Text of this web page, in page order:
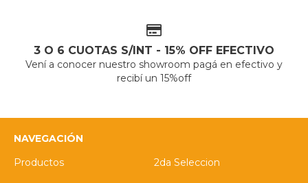
3 O 6 CUOTAS S/INT - 15% OFF EFECTIVO
Vení a conocer nuestro showroom pagá en efectivo y
recibí un 15%off
NAVEGACIÓN
Productos
2da Seleccion